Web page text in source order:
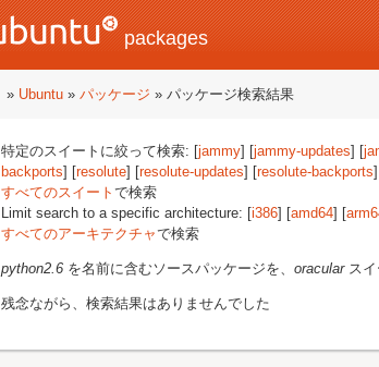
packages
» Ubuntu » パッケージ » パッケージ検索結果
特定のスイートに絞って検索: [jammy] [jammy-updates] [
backports] [resolute] [resolute-updates] [resolute-backports
すべてのスイート で検索
Limit search to a specific architecture: [i386] [amd64] [
すべてのアーキテクチャで検索
python2.6 を名前に含むソースパッケージを、 oracularスイ
残念ながら、検索結果はありませんでした